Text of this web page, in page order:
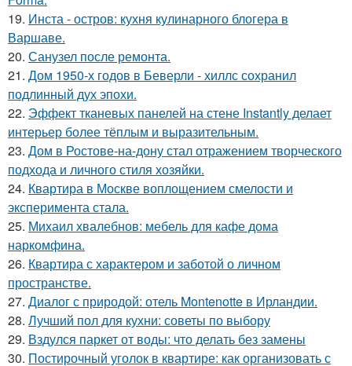
19. Инста - остров: кухня кулинарного блогера в
Варшаве.
20. Санузел после ремонта.
21. Дом 1950-х годов в Беверли - хиллс сохранил
подлинный дух эпохи.
22. Эффект тканевых панелей на стене Instantly делает
интерьер более тёплым и выразительным.
23. Дом в Ростове-на-дону стал отражением творческого
подхода и личного стиля хозяйки.
24. Квартира в Москве воплощением смелости и
эксперимента стала.
25. Михаил хвалебнов: мебель для кафе дома
наркомфина.
26. Квартира с характером и заботой о личном
пространстве.
27. Диалог с природой: отель Montenotte в Ирландии.
28. Лучший пол для кухни: советы по выбору
29. Вздулся паркет от воды: что делать без замены
30. Постирочный уголок в квартире: как организовать с